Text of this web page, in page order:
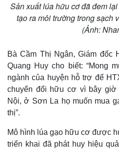
Sản xuất lúa hữu cơ đã đem
tạo ra môi trường trong sạch
(Ảnh:
Bà Cầm Thị Ngân, Giám đốc
Quang Huy cho biết: “Mong
ngành của huyện hỗ trợ để
chuyển đổi hữu cơ vì bây
Nội, ở Sơn La họ muốn mua
thị”.
Mô hình lúa gạo hữu cơ được
triển khai đã phát huy hiệu